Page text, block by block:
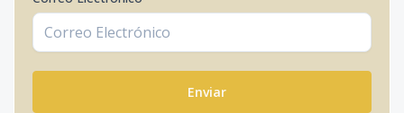
Enviar